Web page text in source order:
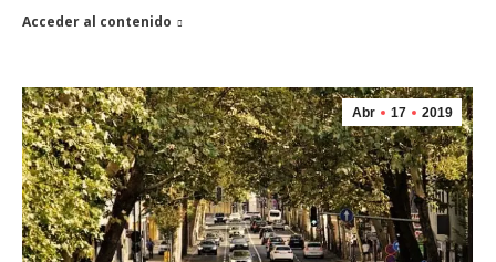
Acceder al contenido
Abr 17 2019